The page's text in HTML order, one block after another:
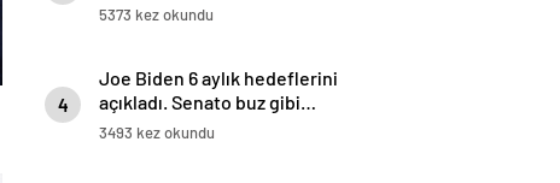
5373 kez okundu
4
Joe Biden 6 aylık hedeflerini
açıkladı. Senato buz gibi…
3493 kez okundu